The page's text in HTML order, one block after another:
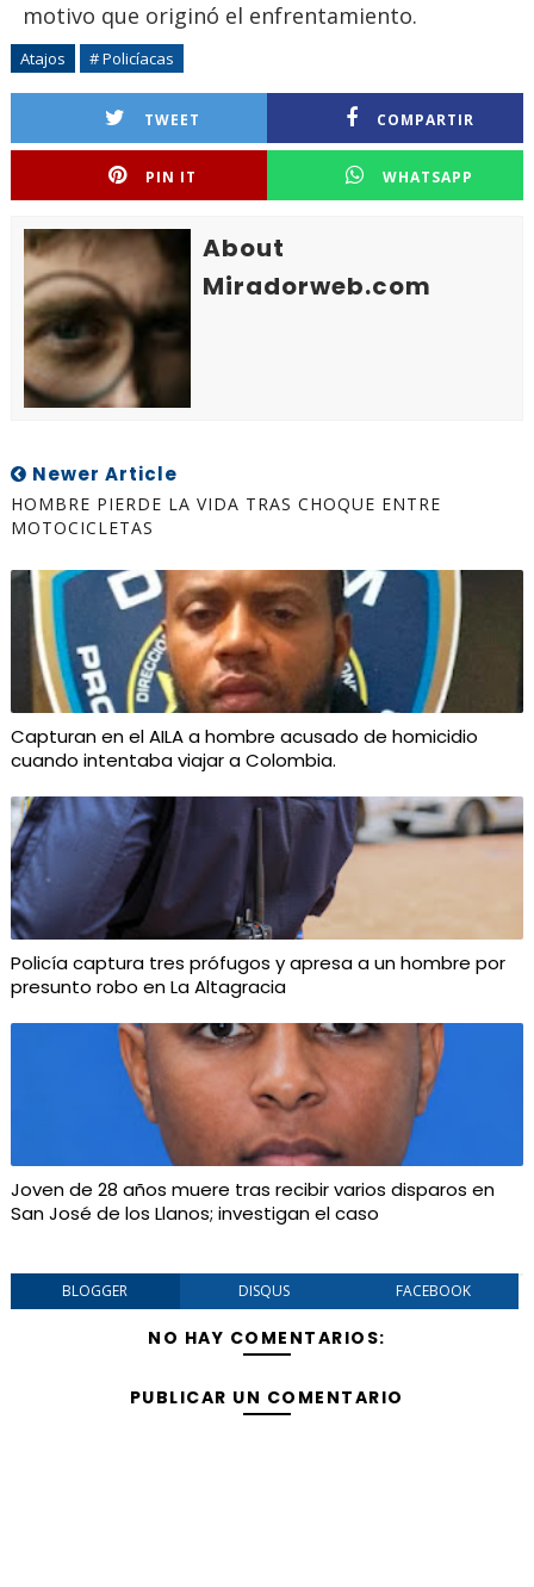
motivo que originó el enfrentamiento.
Atajos # Policíacas
TWEET COMPARTIR
PIN IT WHATSAPP
About
Miradorweb.com
Newer Article
HOMBRE PIERDE LA VIDA TRAS CHOQUE ENTRE
MOTOCICLETAS
Capturan en el AILA a hombre acusado de homicidio
cuando intentaba viajar a Colombia.
Policía captura tres prófugos y apresa a un hombre por
presunto robo en La Altagracia
Joven de 28 años muere tras recibir varios disparos en
San José de los Llanos; investigan el caso
BLOGGER DISQUS FACEBOOK
NO HAY COMENTARIOS:
PUBLICAR UN COMENTARIO